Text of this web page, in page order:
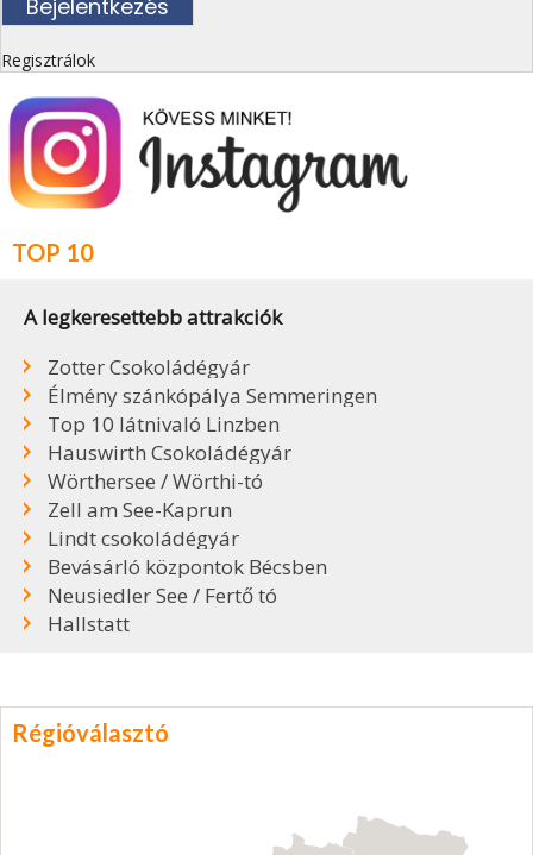
Regisztrálok
TOP 10
A legkeresettebb attrakciók
Zotter Csokoládégyár
Élmény szánkópálya Semmeringen
Top 10 látnivaló Linzben
Hauswirth Csokoládégyár
Wörthersee / Wörthi-tó
Zell am See-Kaprun
Lindt csokoládégyár
Bevásárló központok Bécsben
Neusiedler See / Fertő tó
Hallstatt
Régióválasztó